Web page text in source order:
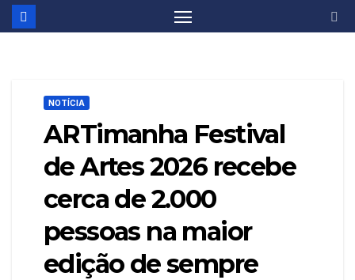
NOTÍCIA
ARTimanha Festival
de Artes 2026 recebe
cerca de 2.000
pessoas na maior
edição de sempre